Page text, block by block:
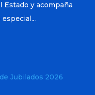
Estado y acompaña